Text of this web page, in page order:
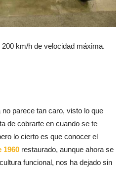
km/h de velocidad máxima.
parece tan caro, visto lo que
de cobrarte en cuando se te
lo cierto es que conocer el
1960 restaurado, aunque ahora se
funcional, nos ha dejado sin